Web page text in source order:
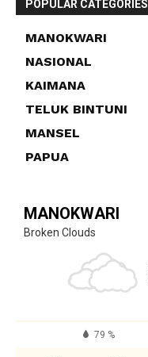
POPULAR CATEGORIES
MANOKWARI
NASIONAL
KAIMANA
TELUK BINTUNI
MANSEL
PAPUA
MANOKWARI
Broken Clouds
79 %